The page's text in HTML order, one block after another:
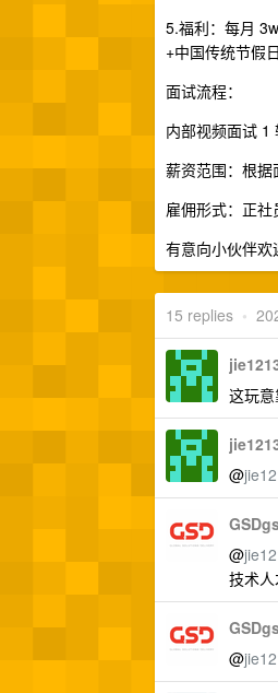
5.福利：每月
+中国传统节假
面试流程：
内部视频面试 1
薪资范围：根
雇佣形式：正
有意向小伙伴
15 replies •
这玩
@
@
技术
@